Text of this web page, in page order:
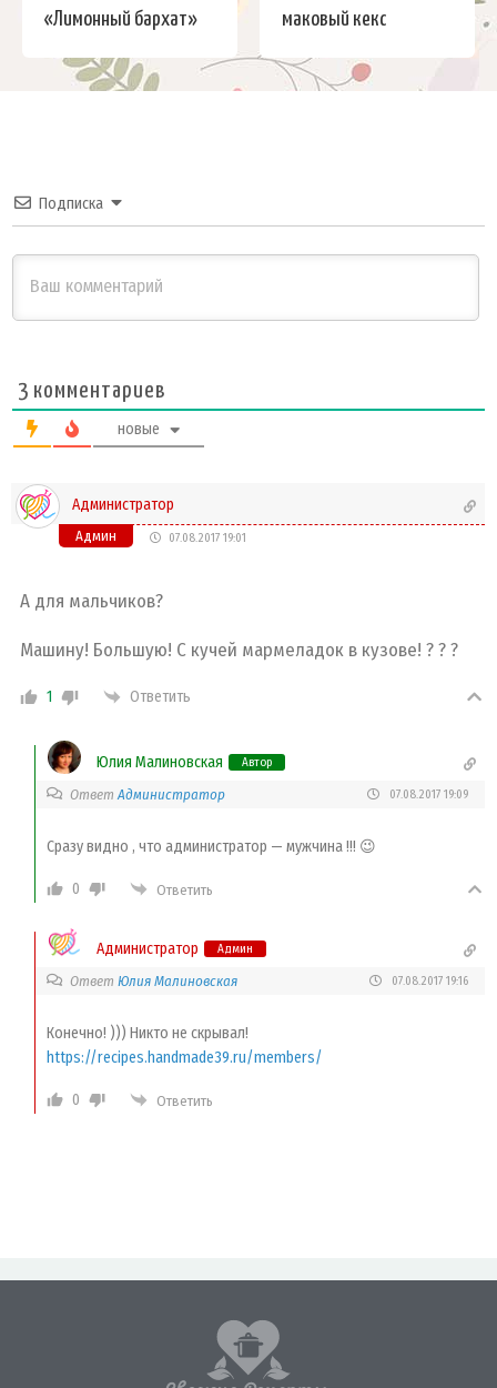
«Лимонный бархат»
маковый кекс
Подписка
3 комментариев
новые
Администратор
Админ 07.08.2017 19:01
А для мальчиков?
Машину! Большую! С кучей мармеладок в кузове! ? ? ?
1 Ответить
Юлия Малиновская Автор
Ответ Администратор 07.08.2017 19:09
Сразу видно , что администратор — мужчина !!! 😉
0 Ответить
Администратор Админ
Ответ Юлия Малиновская 07.08.2017 19:16
Конечно! ))) Никто не скрывал!
https://recipes.handmade39.ru/members/
0 Ответить